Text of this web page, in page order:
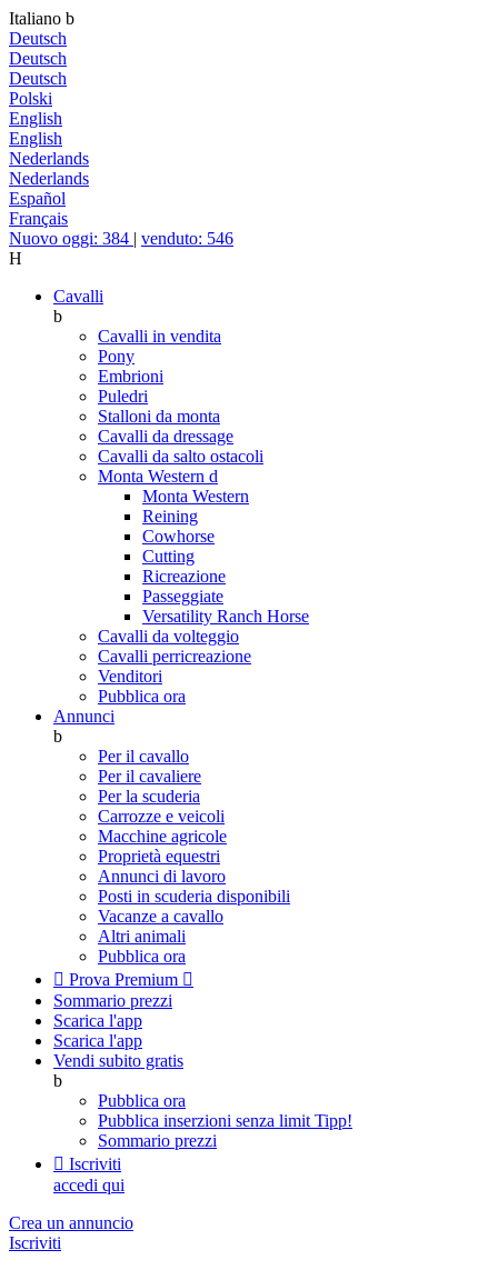
Italiano b
Deutsch
Deutsch
Deutsch
Polski
English
English
Nederlands
Nederlands
Español
Français
Nuovo oggi: 384 | venduto: 546
H
Cavalli
b
Cavalli in vendita
Pony
Embrioni
Puledri
Stalloni da monta
Cavalli da dressage
Cavalli da salto ostacoli
Monta Western d
Monta Western
Reining
Cowhorse
Cutting
Ricreazione
Passeggiate
Versatility Ranch Horse
Cavalli da volteggio
Cavalli perricreazione
Venditori
Pubblica ora
Annunci
b
Per il cavallo
Per il cavaliere
Per la scuderia
Carrozze e veicoli
Macchine agricole
Proprietà equestri
Annunci di lavoro
Posti in scuderia disponibili
Vacanze a cavallo
Altri animali
Pubblica ora
 Prova Premium 
Sommario prezzi
Scarica l'app
Scarica l'app
Vendi subito gratis
b
Pubblica ora
Pubblica inserzioni senza limit Tipp!
Sommario prezzi
 Iscriviti
accedi qui
Crea un annuncio
Iscriviti